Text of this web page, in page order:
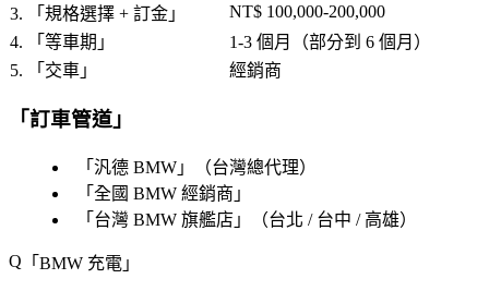
3. 「 規格選擇 + 訂金 」
NT$ 100,000-200,000
4. 「 等車期 」
1-3 個月（部分到 6 個月）
5. 「 交車 」 經銷商
「訂車管道 」
「 汎德 BMW 」（台灣總代理）
「 全國 BMW 經銷商 」
「 台灣 BMW 旗艦店 」（台北 / 台中 / 高雄）
「 BMW 充電 」